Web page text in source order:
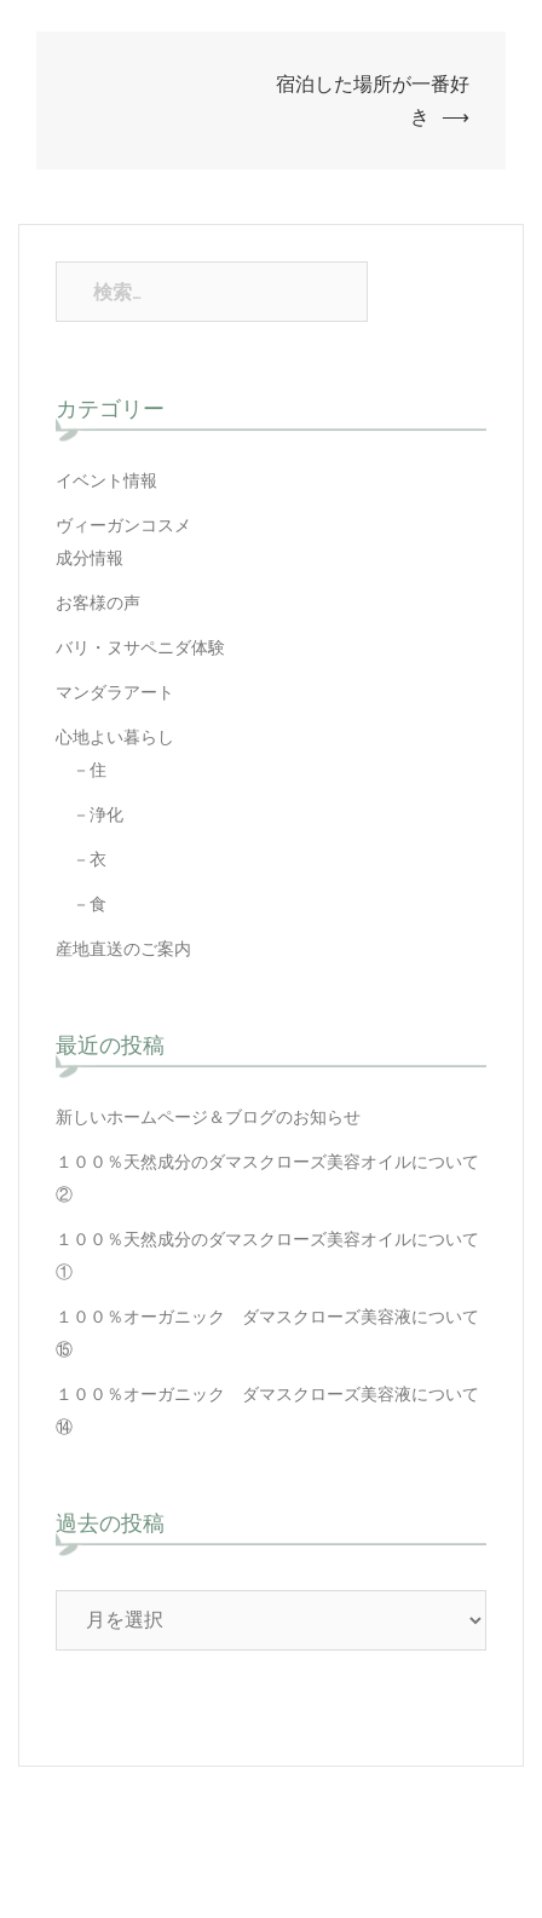
ゲ
ー
シ
宿泊した場所が一番好
き
⟶
カテゴリー
イベント情報
ヴィーガンコスメ
成分情報
お客様の声
バリ・ヌサペニダ体験
マンダラアート
心地よい暮らし
－住
－浄化
－衣
－食
産地直送のご案内
最近の投稿
新しいホームページ＆ブログのお知らせ
１００％天然成分のダマスクローズ美容オイルについて
②
１００％天然成分のダマスクローズ美容オイルについて
①
１００％オーガニック ダマスクローズ美容液について
⑮
１００％オーガニック ダマスクローズ美容液について
⑭
過去の投稿
過
の